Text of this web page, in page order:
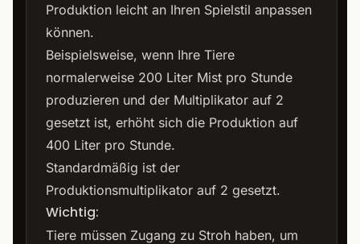
Produktion leicht an Ihren Spielstil anpassen
können.
Beispielsweise, wenn Ihre Tiere
normalerweise 200 Liter Mist pro Stunde
produzieren und der Multiplikator auf 2
gesetzt ist, erhöht sich die Produktion auf
400 Liter pro Stunde.
Standardmäßig ist der
Produktionsmultiplikator auf 2 gesetzt.
Wichtig:
Tiere müssen Zugang zu Stroh haben, um